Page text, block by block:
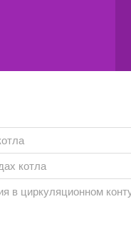
котла
в циркуляционном